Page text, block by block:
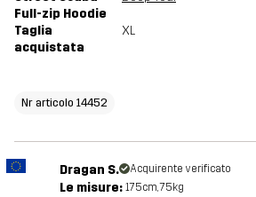
Full-zip Hoodie
Taglia
acquistata
XL
Nr articolo 14452
Dragan S. Acquirente verificato
Le misure: 175cm, 75kg